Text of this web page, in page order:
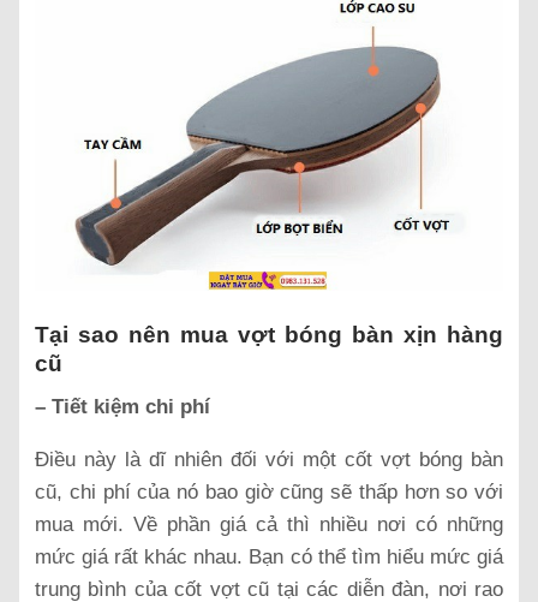
Tại sao nên mua vợt bóng bàn xịn hàng
cũ
– Tiết kiệm chi phí
Điều này là dĩ nhiên đối với một cốt vợt bóng bàn
cũ, chi phí của nó bao giờ cũng sẽ thấp hơn so với
mua mới. Về phần giá cả thì nhiều nơi có những
mức giá rất khác nhau. Bạn có thể tìm hiểu mức giá
trung bình của cốt vợt cũ tại các diễn đàn, nơi rao